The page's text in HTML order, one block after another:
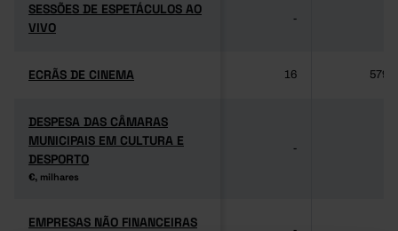
SESSÕES DE ESPETÁCULOS AO
VIVO
SESSÕES DE ESPETÁCULOS AO
VIVO
-
ECRÃS DE CINEMA
ECRÃS DE CINEMA 16 579
DESPESA DAS CÂMARAS
MUNICIPAIS EM CULTURA E
DESPORTO
€, milhares
DESPESA DAS CÂMARAS
MUNICIPAIS EM CULTURA E
DESPORTO
€, milhares
-
EMPRESAS NÃO FINANCEIRAS
EMPRESAS NÃO FINANCEIRAS